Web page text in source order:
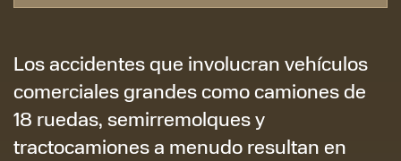
Los accidentes que involucran vehículos
comerciales grandes como camiones de
18 ruedas, semirremolques y
tractocamiones a menudo resultan en